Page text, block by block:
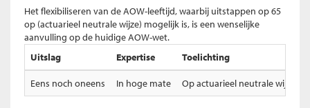
Het flexibiliseren van de AOW-leeftijd, waarbij uitstappen op 65
op (actuarieel neutrale wijze) mogelijk is, is een wenselijke
aanvulling op de huidige AOW-wet.
Uitslag
Expertise Toelichting
Eens noch oneens In hoge mate Op actuarieel neutrale wijze